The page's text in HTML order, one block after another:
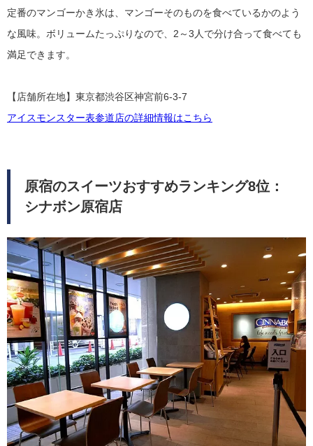
定番のマンゴーかき氷は、マンゴーそのものを食べているかのよう
な風味。ボリュームたっぷりなので、2～3人で分け合って食べても
満足できます。
【店舗所在地】東京都渋谷区神宮前6-3-7
アイスモンスター表参道店の詳細情報はこちら
原宿のスイーツおすすめランキング8位：
シナボン原宿店